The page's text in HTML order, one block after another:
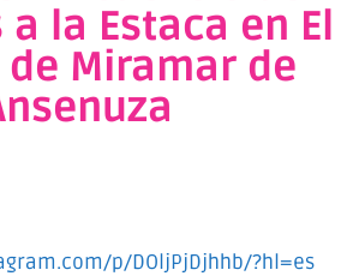
la Estaca en El
de Miramar de
p/DOljPjDjhhb/?hl=es